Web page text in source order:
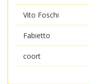
Vito Foschi
Fabietto
coort